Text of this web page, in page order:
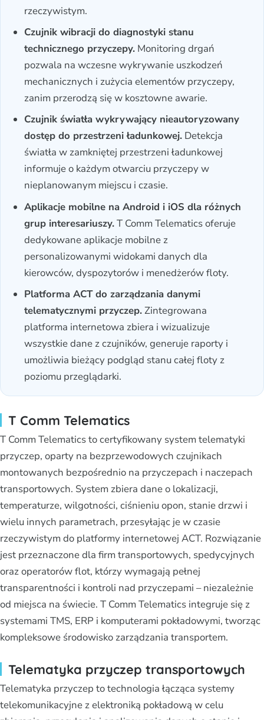
rzeczywistym.
Czujnik wibracji do diagnostyki stanu
technicznego przyczepy. Monitoring drgań
pozwala na wczesne wykrywanie uszkodzeń
mechanicznych i zużycia elementów przyczepy,
zanim przerodzą się w kosztowne awarie.
Czujnik światła wykrywający nieautoryzowany
dostęp do przestrzeni ładunkowej. Detekcja
światła w zamkniętej przestrzeni ładunkowej
informuje o każdym otwarciu przyczepy w
nieplanowanym miejscu i czasie.
Aplikacje mobilne na Android i iOS dla różnych
grup interesariuszy.T Comm Telematics oferuje
dedykowane aplikacje mobilne z
personalizowanymi widokami danych dla
kierowców, dyspozytorów i menedżerów floty.
Platforma ACT do zarządzania danymi
telematycznymi przyczep.Zintegrowana
platforma internetowa zbiera i wizualizuje
wszystkie dane z czujników, generuje raporty i
umożliwia bieżący podgląd stanu całej floty z
poziomu przeglądarki.
T Comm Telematics
T Comm Telematics to certyfikowany system telematyki
przyczep, oparty na bezprzewodowych czujnikach
montowanych bezpośrednio na przyczepach i naczepach
transportowych. System zbiera dane o lokalizacji,
temperaturze, wilgotności, ciśnieniu opon, stanie drzwi i
wielu innych parametrach, przesyłając je w czasie
rzeczywistym do platformy internetowej ACT. Rozwiązanie
jest przeznaczone dla firm transportowych, spedycyjnych
oraz operatorów flot, którzy wymagają pełnej
transparentności i kontroli nad przyczepami – niezależnie
od miejsca na świecie. T Comm Telematics integruje się z
systemami TMS, ERP i komputerami pokładowymi, tworząc
kompleksowe środowisko zarządzania transportem.
Telematyka przyczep transportowych
Telematyka przyczep to technologia łącząca systemy
telekomunikacyjne z elektroniką pokładową w celu